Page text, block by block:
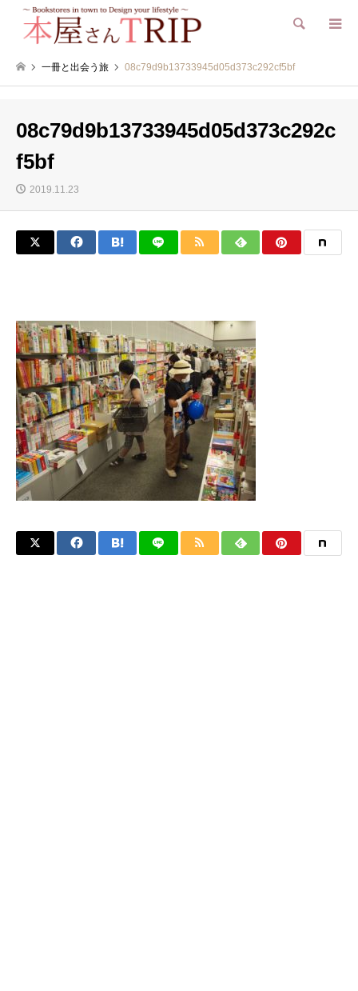
検索
一冊と出会う旅 08c79d9b13733945d05d373c292cf5bf
08c79d9b13733945d05d373c292c
f5bf
2019.11.23